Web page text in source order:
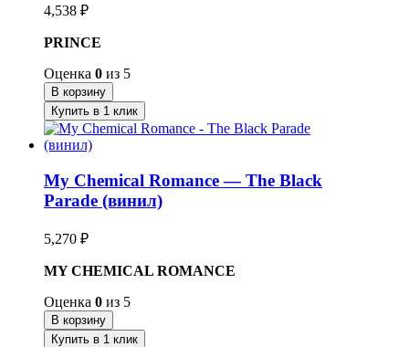
4,538 ₽
PRINCE
Оценка 0 из 5
В корзину
Купить в 1 клик
My Chemical Romance — The Black
Parade (винил)
5,270 ₽
MY CHEMICAL ROMANCE
Оценка 0 из 5
В корзину
Купить в 1 клик